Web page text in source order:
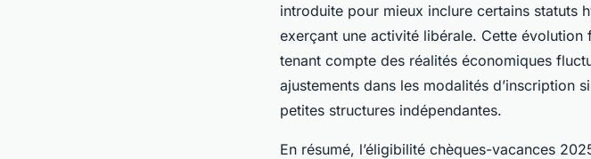
introduite pour mieux inclure certains statuts
exerçant une activité libérale. Cette
tenant compte des réalités économiques
ajustements dans les modalités d’inscription
petites structures indépendantes.
En résumé, l’éligibilité chèques-vacances